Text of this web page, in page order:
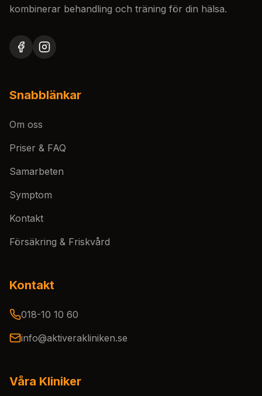
kombinerar behandling och träning för din hälsa.
Snabblänkar
Om oss
Priser & FAQ
Samarbeten
Symptom
Kontakt
Försäkring & Friskvård
Kontakt
018-10 10 60
info@aktiverakliniken.se
Våra Kliniker